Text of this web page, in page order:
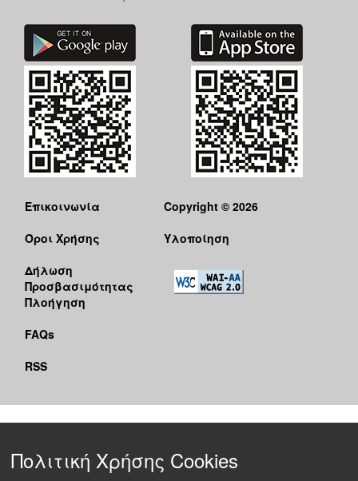
Επικοινωνία
Όροι Χρήσης
Δήλωση
Προσβασιμότητας
Πλοήγηση
FAQs
RSS
Copyright © 2026
Υλοποίηση
Πολιτική Χρήσης Cookies